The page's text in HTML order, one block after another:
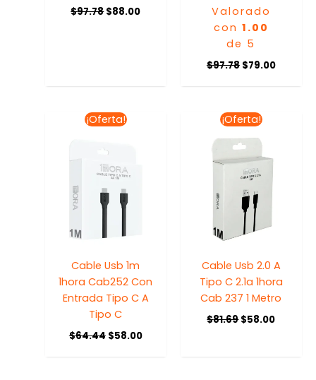
$97.78$88.00
Valorado
con 1.00
de 5
$97.78 $79.00
¡Oferta!
Cable Usb 1m
1hora Cab252 Con
Entrada Tipo C A
Tipo C
$64.44
El
precio
era:
$64.44.
$58.00
¡Oferta!
Cable Usb 2.0 A
Tipo C 2.1a 1hora
Cab 237 1 Metro
$81.69
El
precio
original
era:
$81.69.
$58.00